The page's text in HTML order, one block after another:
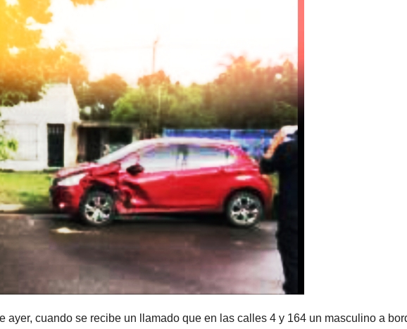
ayer, cuando se recibe un llamado que en las calles 4 y 164 un masculino a